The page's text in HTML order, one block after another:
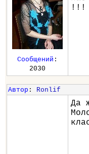
!!!
Сообщений :
2030
Автор : Ronlif
Да